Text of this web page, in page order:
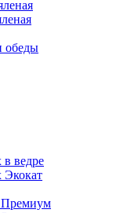
обеды
ведре